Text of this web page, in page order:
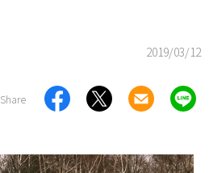
2019/03/12
Share